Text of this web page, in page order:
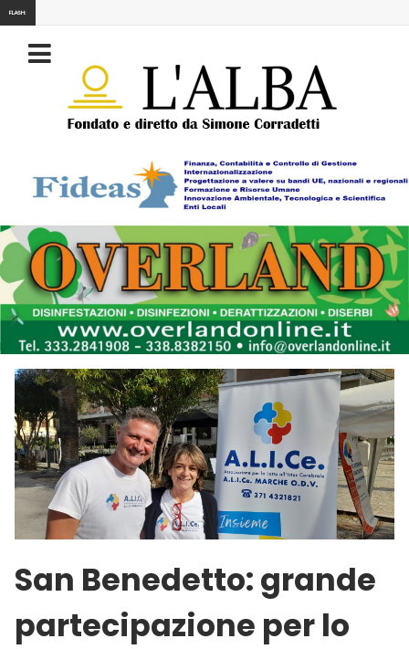
FLASH:
San Benedetto: grande
partecipazione per lo